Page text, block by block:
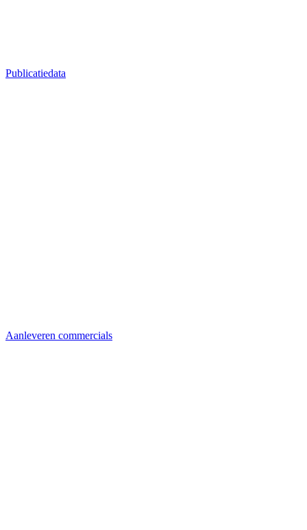
Publicatiedata
Aanleveren commercials